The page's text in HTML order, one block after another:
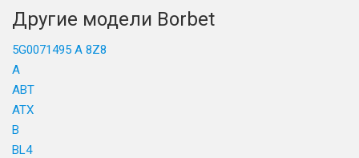
Другие модели Borbet
5G0071495 A 8Z8
A
ABT
ATX
B
BL4